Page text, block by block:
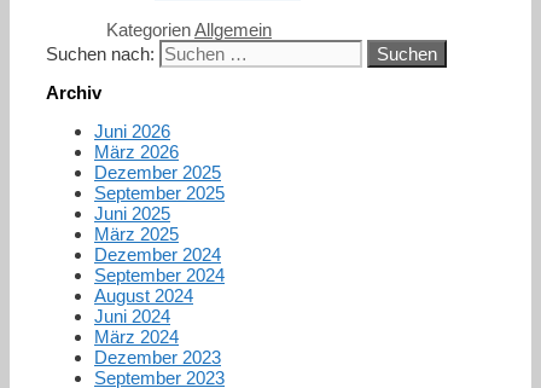
KategorienAllgemein
Suchen nach:
Archiv
Juni 2026
März 2026
Dezember 2025
September 2025
Juni 2025
März 2025
Dezember 2024
September 2024
August 2024
Juni 2024
März 2024
Dezember 2023
September 2023